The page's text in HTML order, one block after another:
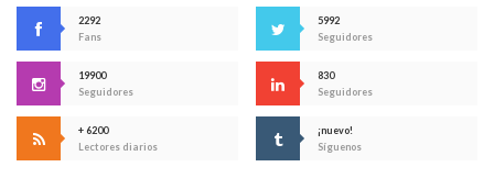
2292
Fans
5992
Seguidores
19900
Seguidores
830
Seguidores
+ 6200
Lectores diarios
¡nuevo!
Síguenos